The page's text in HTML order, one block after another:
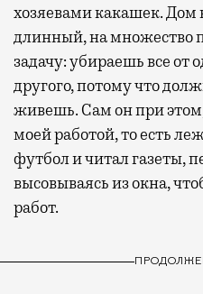
хозяевами какашек.
длинный, на множество
задачу: убираешь все от
другого, потому что
живешь. Сам он при
моей работой, то есть
футбол и читал газеты,
высовываясь из окна,
работ.